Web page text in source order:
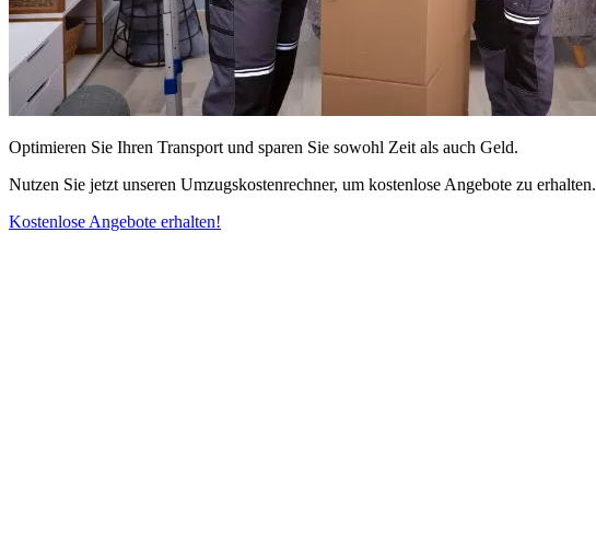
Optimieren Sie Ihren Transport und sparen Sie sowohl Zeit als auch Geld.
Nutzen Sie jetzt unseren Umzugskostenrechner, um kostenlose Angebote zu erhalten.
Kostenlose Angebote erhalten!